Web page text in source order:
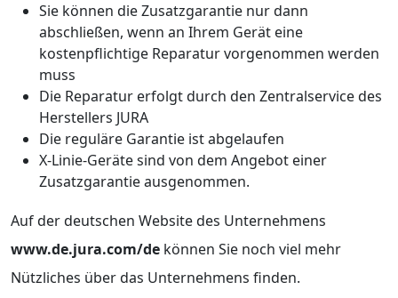
Sie können die Zusatzgarantie nur dann
abschließen, wenn an Ihrem Gerät eine
kostenpflichtige Reparatur vorgenommen werden
muss
Die Reparatur erfolgt durch den Zentralservice des
Herstellers JURA
Die reguläre Garantie ist abgelaufen
X-Linie-Geräte sind von dem Angebot einer
Zusatzgarantie ausgenommen.
Auf der deutschen Website des Unternehmens
www.de.jura.com/de können Sie noch viel mehr
Nützliches über das Unternehmens finden.